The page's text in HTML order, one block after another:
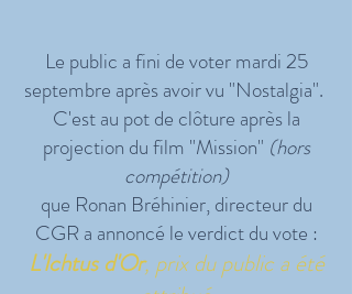
Le public a fini de voter mardi 25
septembre après avoir vu "Nostalgia".
C'est au pot de clôture après la
projection du film "Mission" (hors
compétition)
que Ronan Bréhinier, directeur du
CGR a annoncé le verdict du vote :
L'Ichtus d'Or, prix du public a été